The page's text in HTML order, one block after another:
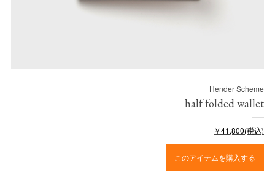
Hender Scheme
half folded wallet
￥41,800(税込)
このアイテムを購入する